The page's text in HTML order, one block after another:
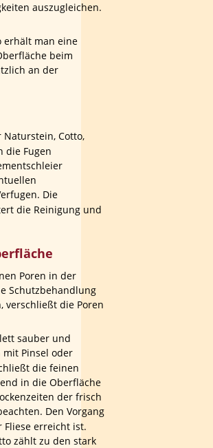
auszugleichen.
erhält man eine
beim
an der
Cotto,
die Fugen
Die
die Reinigung und
Poren in der
Schutzbehandlung
verschließt die Poren
sauber und
mit Pinsel oder
die feinen
in die Oberfläche
der frisch
Den Vorgang
erreicht ist.
zählt zu den stark